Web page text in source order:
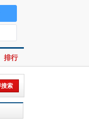
排行